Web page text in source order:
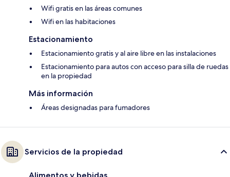
Wifi gratis en las áreas comunes
Wifi en las habitaciones
Estacionamiento
Estacionamiento gratis y al aire libre en las instalaciones
Estacionamiento para autos con acceso para silla de ruedas
en la propiedad
Más información
Áreas designadas para fumadores
Servicios de la propiedad